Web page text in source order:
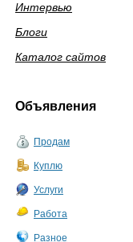
Интервью
Блоги
Каталог сайтов
Объявления
Продам
Куплю
Услуги
Работа
Разное